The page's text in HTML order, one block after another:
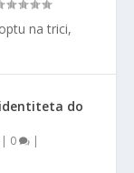
na trici,
do
| 0 |